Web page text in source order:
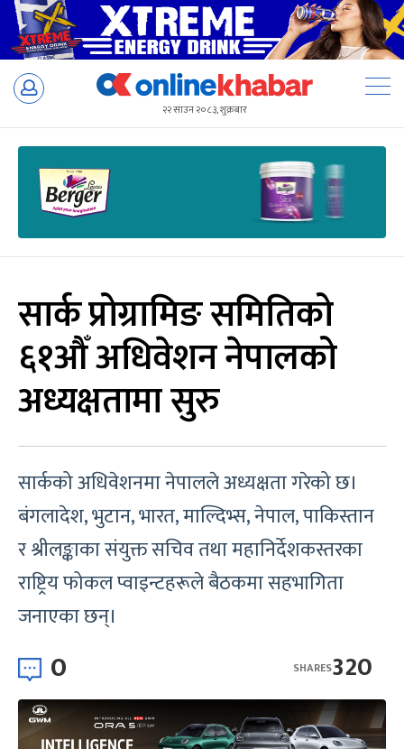
Skip
२२ साउन २०८३, शुक्रबार
सार्क प्रोग्रामिङ समितिको
६१औँ अधिवेशन नेपालको
अध्यक्षतामा सुरु
सार्कको अधिवेशनमा नेपालले अध्यक्षता गरेको छ।
बंगलादेश, भुटान, भारत, माल्दिभ्स, नेपाल, पाकिस्तान
र श्रीलङ्काका संयुक्त सचिव तथा महानिर्देशकस्तरका
राष्ट्रिय फोकल प्वाइन्टहरूले बैठकमा सहभागिता
जनाएका छन्।
0 320
SHARES